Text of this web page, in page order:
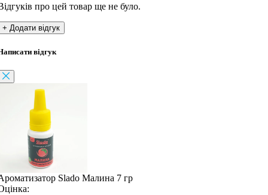
про цей товар ще не було.
+ Додати відгук
відгук
Slado Малина 7 гр